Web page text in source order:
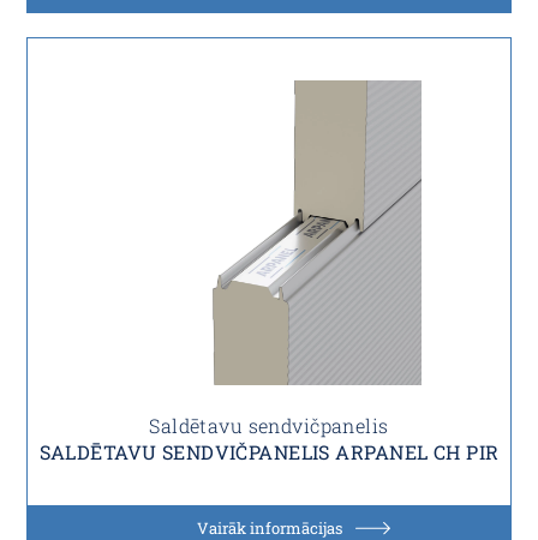
Saldētavu sendvičpanelis
SALDĒTAVU SENDVIČPANELIS ARPANEL CH PIR
Vairāk informācijas